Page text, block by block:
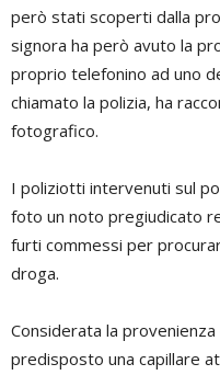
però stati scoperti dalla
signora ha però avuto la
proprio telefonino ad uno
chiamato la polizia, ha
fotografico.
I poliziotti intervenuti sul
foto un noto pregiudicato
furti commessi per
droga.
Considerata la
predisposto una capillare